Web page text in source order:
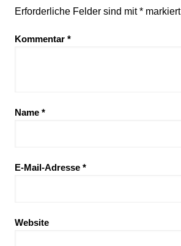
Erforderliche Felder sind mit*markiert
Kommentar *
Name *
E-Mail-Adresse *
Website